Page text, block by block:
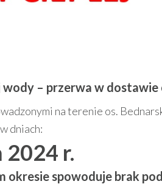
wody – przerwa w dostawie
na terenie os.
dniach:
2024 r.
okresie spowoduje brak